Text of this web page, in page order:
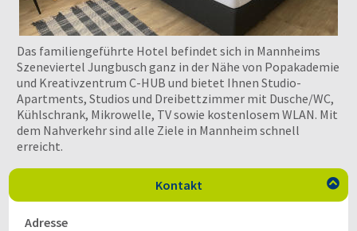
Das familiengeführte Hotel befindet sich in Mannheims
Szeneviertel Jungbusch ganz in der Nähe von Popakademie
und Kreativzentrum C-HUB und bietet Ihnen Studio-
Apartments, Studios und Dreibettzimmer mit Dusche/WC,
Kühlschrank, Mikrowelle, TV sowie kostenlosem WLAN. Mit
dem Nahverkehr sind alle Ziele in Mannheim schnell
erreicht.
Kontakt 
Adresse